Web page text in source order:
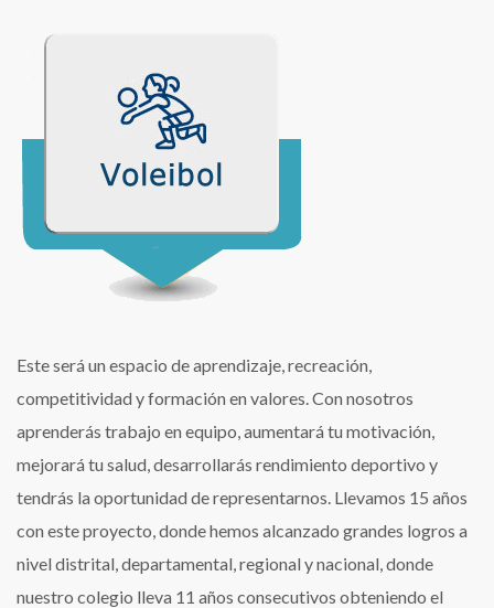
Este será un espacio de aprendizaje, recreación,
competitividad y formación en valores. Con nosotros
aprenderás trabajo en equipo, aumentará tu motivación,
mejorará tu salud, desarrollarás rendimiento deportivo y
tendrás la oportunidad de representarnos. Llevamos 15 años
con este proyecto, donde hemos alcanzado grandes logros a
nivel distrital, departamental, regional y nacional, donde
nuestro colegio lleva 11 años consecutivos obteniendo el